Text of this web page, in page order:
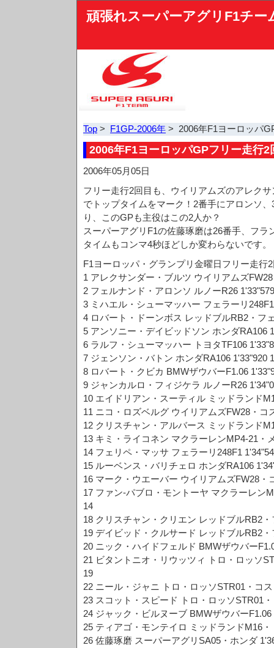
頑張れスーパーアグリF1チー
Top > F1GP-2006年 > 2006年F1ヨーロッパ
2006年F1ヨーロッパGPフリー走行2
2006年05月05日
フリー走行2回目も、ウイリアムズのアレク
でトップタイムをマーク！2番手にアロンソ
り、このGPも主役はこの2人か？
スーパーアグリF1の佐藤琢磨は26番手、フラ
タイムもコンマ4秒ほどしか変わらないです。
F1ヨーロッパ・グランプリ金曜日フリー走行
1 アレクサンダー・ブルツ ウイリアムズ
2 フェルナンド・アロンソ ルノーR26
3 ミハエル・シューマッハー フェラーリ
4 ロバート・ドーンボス レッドブルRB2・フ
5 アンソニー・デイビッドソン ホンダRA106
6 ラルフ・シューマッハー トヨタTF106
7 ジェンソン・バトン ホンダRA106 1'33"920
8 ロバート・クビカ BMWザウバーF1.06
9 ジャンカルロ・フィジケラ ルノーR26
10 エイドリアン・スーティル ミッドランド
11 ニコ・ロズベルグ ウイリアムズFW28・コ
12 クリスチャン・アルバース ミッドランド
13 キミ・ライコネン マクラーレンMP4-21・
14 フェリペ・マッサ フェラーリ248F1
15 ルーベンス・バリチェロ ホンダRA106
16 マーク・ウエーバー ウイリアムズFW28・
17 ファン-パブロ・モントーヤ マクラーレン
14
18 クリスチャン・クリエン レッドブルRB2
19 デイビッド・クルサード レッドブルRB2
20 ニック・ハイドフェルド BMWザウバー
21 ビタントニオ・リウッツィ トロ・ロッソ
19
22 ニール・ジャニ トロ・ロッソSTR01・コ
23 スコット・スピード トロ・ロッソSTR01
24 ジャック・ビルヌーブ BMWザウバーF1.06
25 ティアゴ・モンテイロ ミッドランドM16・
26 佐藤琢磨 スーパーアグリSA05・ホンダ